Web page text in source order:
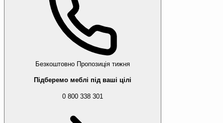
Безкоштовно Пропозиція тижня
Підберемо меблі під ваші цілі
0 800 338 301